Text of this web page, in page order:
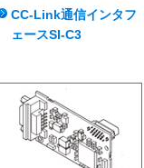
CC-Link通信インタフ
ェースSI-C3